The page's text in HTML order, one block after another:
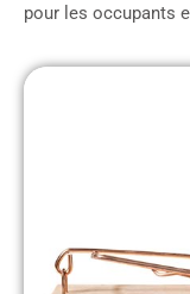
pour les occupants